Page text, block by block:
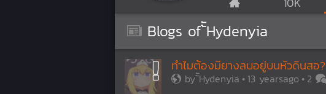
Blogs of ้ัHydenyia
ทำไมต้องมียางลบอยู่บนหัวดินสอ?
by้ัHydenyia 13 yearsago 2